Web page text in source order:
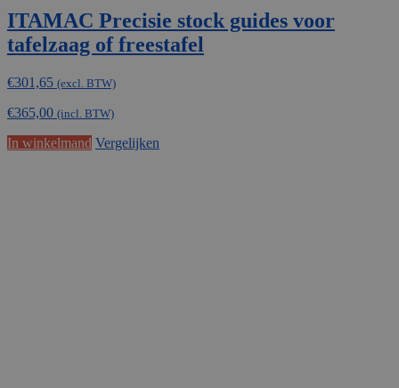
ITAMAC Precisie stock guides voor
tafelzaag of freestafel
€301,65 (excl. BTW)
€365,00 (incl. BTW)
In winkelmand Vergelijken